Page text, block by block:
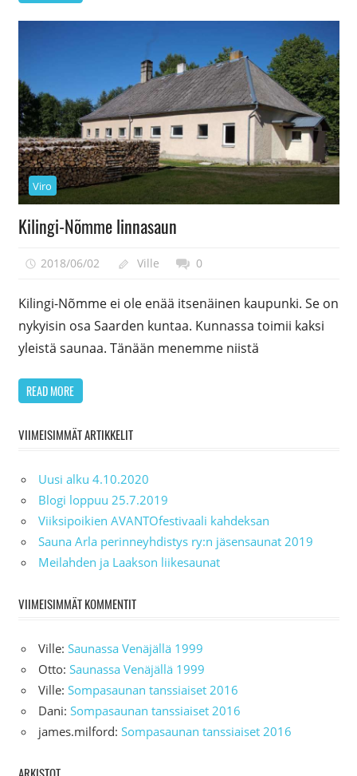
Viro
Kilingi-Nõmme linnasaun
2018/06/02 Ville 0
Kilingi-Nõmme ei ole enää itsenäinen kaupunki. Se on
nykyisin osa Saarden kuntaa. Kunnassa toimii kaksi
yleistä saunaa. Tänään menemme niistä
READ MORE
VIIMEISIMMÄT ARTIKKELIT
Uusi alku 4.10.2020
Blogi loppuu 25.7.2019
Viiksipoikien AVANTOfestivaali kahdeksan
Sauna Arla perinneyhdistys ry:n jäsensaunat 2019
Meilahden ja Laakson liikesaunat
VIIMEISIMMÄT KOMMENTIT
Ville: Saunassa Venäjällä 1999
Otto: Saunassa Venäjällä 1999
Ville: Sompasaunan tanssiaiset 2016
Dani: Sompasaunan tanssiaiset 2016
james.milford: Sompasaunan tanssiaiset 2016